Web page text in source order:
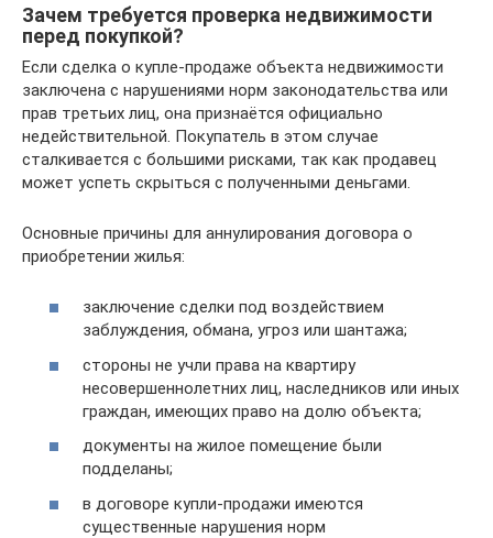
Зачем требуется проверка недвижимости
перед покупкой?
Если сделка о купле-продаже объекта недвижимости
заключена с нарушениями норм законодательства или
прав третьих лиц, она признаётся официально
недействительной. Покупатель в этом случае
сталкивается с большими рисками, так как продавец
может успеть скрыться с полученными деньгами.
Основные причины для аннулирования договора о
приобретении жилья:
заключение сделки под воздействием
заблуждения, обмана, угроз или шантажа;
стороны не учли права на квартиру
несовершеннолетних лиц, наследников или иных
граждан, имеющих право на долю объекта;
документы на жилое помещение были
подделаны;
в договоре купли-продажи имеются
существенные нарушения норм